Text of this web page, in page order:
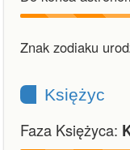
Znak zodiaku
Księżyc
Faza Księżyca: